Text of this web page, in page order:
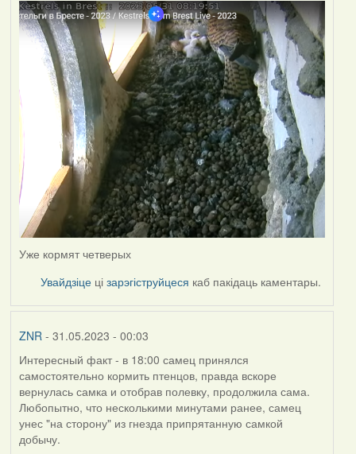
Уже кормят четверых
Увайдзіце цізарэгіструйцеся каб пакідаць каментары.
ZNR- 31.05.2023 - 00:03
Интересный факт - в 18:00 самец принялся
самостоятельно кормить птенцов, правда вскоре
вернулась самка и отобрав полевку, продолжила сама.
Любопытно, что несколькими минутами ранее, самец
унес "на сторону" из гнезда припрятанную самкой
добычу.